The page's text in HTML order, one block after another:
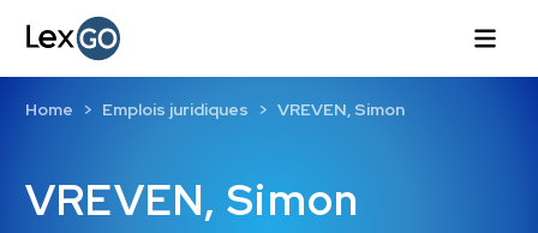
VREVEN, Simon
Home Emplois juridiques VREVEN, Simon